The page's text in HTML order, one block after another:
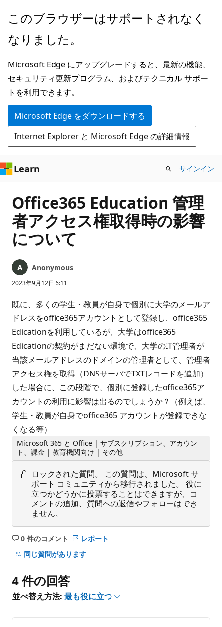
メ
ン
ン
テ
ン
ツ
に
ス
キ
ッ
プ
このブラウザーはサポートされなく
なりました。
Microsoft Edge にアップグレードすると、最新の機能、
セキュリティ更新プログラム、およびテクニカル サポー
トを利用できます。
Microsoft Edge をダウンロードする
Internet Explorer と Microsoft Edge の詳細情報
Learn サインイン
Office365 Education 管理
者アクセス権取得時の影響
について
Anonymous
2023年9月12日 6:11
既に、多くの学生・教員が自身で個別に大学のメールア
ドレスをoffice365アカウントとして登録し、office365
Edicationを利用しているが、大学はoffice365
Edicationの契約がまだない環境で、大学のIT管理者が
当該メールアドレスのドメインの管理者として、管理者
アクセス権を取得（DNSサーバでTXTレコードを追加）
した場合に、この段階で、個別に登録したoffice365ア
カウントの利用に影響は出るのでしょうか？（例えば、
学生・教員が自身でoffice365 アカウントが登録できな
くなる等）
Microsoft 365 と Office | サブスクリプション、アカウン
ト、課金 | 教育機関向け | その他
ロックされた質問。
この質問は、Microsoft サ
ポート コミュニティから移行されました。 役に
立つかどうかに投票することはできますが、コ
メントの追加、質問への返信やフォローはでき
ません。
0 件のコメント
コ
メ
は
あ
ま
レポート
同じ質問があります
4 件の回答
並べ替え方法: 最も役に立つ